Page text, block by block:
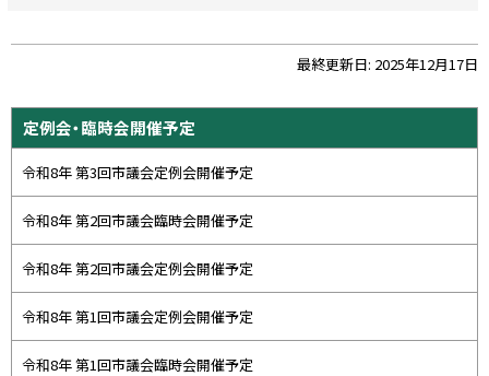
プ
に
戻
最終更新日: 2025年12月17日
サ
イ
ド
メ
ニ
ュ
ー
定例会・臨時会開催予定
令和8年 第3回市議会定例会開催予定
令和8年 第2回市議会臨時会開催予定
令和8年 第2回市議会定例会開催予定
令和8年 第1回市議会定例会開催予定
令和8年 第1回市議会臨時会開催予定